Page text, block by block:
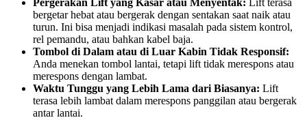
Pergerakan Lift yang Kasar atau Menyentak: Lift terasa
bergetar hebat atau bergerak dengan sentakan saat naik atau
turun. Ini bisa menjadi indikasi masalah pada sistem kontrol,
rel pemandu, atau bahkan kabel baja.
Tombol di Dalam atau di Luar Kabin Tidak Responsif:
Anda menekan tombol lantai, tetapi lift tidak merespons atau
merespons dengan lambat.
Waktu Tunggu yang Lebih Lama dari Biasanya: Lift
terasa lebih lambat dalam merespons panggilan atau bergerak
antar lantai.